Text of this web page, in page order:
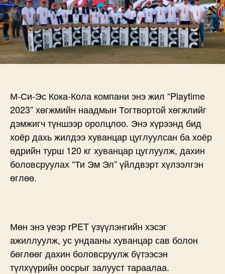
М-Си-Эс Кока-Кола компани энэ жил “Playtime
2023” хөгжмийн наадмын Тогтвортой хөгжлийг
дэмжигч түншээр оролцлоо. Энэ хүрээнд бид
хоёр дахь жилдээ хуванцар цуглуулсан ба хоёр
өдрийн турш 120 кг хуванцар цуглуулж, дахин
боловсруулах “Ти Эм Эл” үйлдвэрт хүлээлгэн
өглөө.
Мөн энэ үеэр rPET үзүүлэнгийн хэсэг
ажиллуулж, ус ундааны хуванцар сав болон
бөглөөг дахин боловсруулж бүтээсэн
түлхүүрийн оосрыг залууст тараалаа.